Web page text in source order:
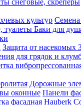
культур Семена
туалеты Баки для
Защита от насекомых
для грядок и
Дорожные
оконные Панели
фасадная Hauberk